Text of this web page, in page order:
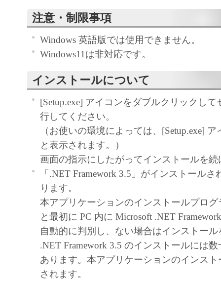
本ソフトウエアおよびその複製物に関
容によりキヤノンマーケティングジャ
ンマーケティングジャパンのライセン
す。
キヤノンマーケティングジャパンは、
ユーザー（以下ユーザーといいます。
自身が本ソフトウエアに対応するキヤ
る目的で本ソフトウェアを使用する非
します。
ユーザーは、本ソフトウエアの全部ま
て、販売、頒布、修正、改変、リバー
ング、逆コンパイルまたは逆アセンブ
びにこれらの行為を第三者に許諾する
ん。
キヤノンマーケティングジャパンおよ
ティングジャパンのライセンサーは、
ユーザーの特定の目的のために適当で
は有用であること、または本ソフトウ
こと、その他本ソフトウェアに関して
注意・制限事項
Windows 英語版では使用できません。
Windows11は非対応です。
インストールについて
[Setup.exe] アイコンをダブルクリックし
行してください。
（お使いの環境によっては、[Setup.exe] ア
と表示されます。）
画面の指示にしたがってインストールを
「.NET Framework 3.5」がインストール
ります。
本アプリケーションのインストールプロ
と最初に PC 内に Microsoft .NET
自動的に判別し、ない場合はインストー
.NET Framework 3.5 のインストールには
あります。本アプリケーションのインス
されます。